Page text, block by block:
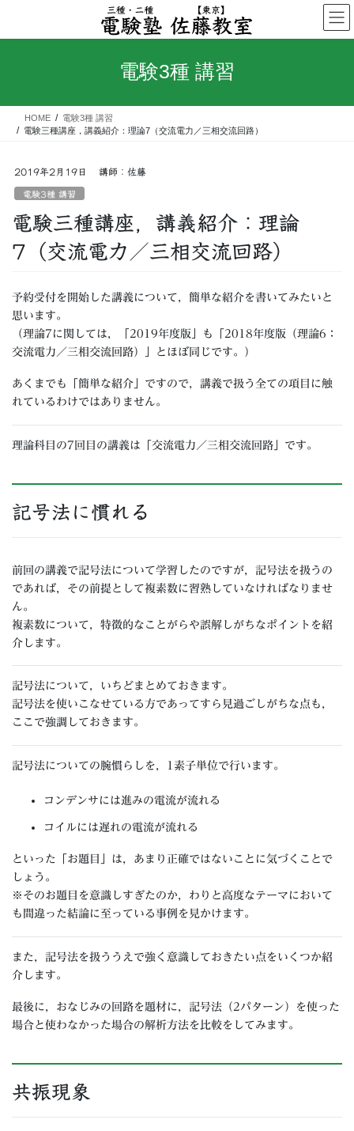
テ
ス
ゲ
ン
電験3種 講習
HOME
電験3種 講習
電験三種講座，講義紹介：理論7（交流電力／三相交流回路）
2019年2月19日 講師：佐藤
電験3種 講習
電験三種講座，講義紹介：理論
7（交流電力／三相交流回路）
予約受付を開始した講義について，簡単な紹介を書いてみたいと
思います。
（理論7に関しては，「2019年度版」も「2018年度版（理論6：
交流電力／三相交流回路）」とほぼ同じです。）
あくまでも「簡単な紹介」ですので，講義で扱う全ての項目に触
れているわけではありません。
理論科目の7回目の講義は「交流電力／三相交流回路」です。
記号法に慣れる
前回の講義で記号法について学習したのですが，記号法を扱うの
であれば，その前提として複素数に習熟していなければなりませ
ん。
複素数について，特徴的なことがらや誤解しがちなポイントを紹
介します。
記号法について，いちどまとめておきます。
記号法を使いこなせている方であってすら見過ごしがちな点も，
ここで強調しておきます。
記号法についての腕慣らしを，1素子単位で行います。
コンデンサには進みの電流が流れる
コイルには遅れの電流が流れる
といった「お題目」は，あまり正確ではないことに気づくことで
しょう。
※そのお題目を意識しすぎたのか，わりと高度なテーマにおいて
も間違った結論に至っている事例を見かけます。
また，記号法を扱ううえで強く意識しておきたい点をいくつか紹
介します。
最後に，おなじみの回路を題材に，記号法（2パターン）を使った
場合と使わなかった場合の解析方法を比較をしてみます。
共振現象